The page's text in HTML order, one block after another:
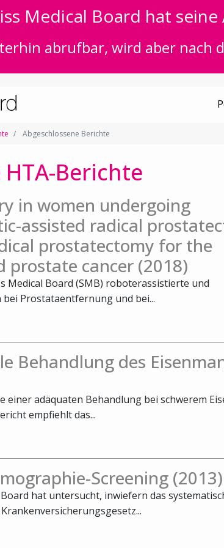
Medical Board hat
abrufbar, wird aber nach
Abgeschlossene Berichte
Berichte
in women undergoing
assisted radical
prostatectomy for the
cancer (2018)
Medical Board (SMB) roboterassistierte und
Prostataentfernung und bei...
Behandlung des
einer adäquaten Behandlung bei schwerem
empfiehlt das...
Screening (2013)
hat untersucht, inwiefern das